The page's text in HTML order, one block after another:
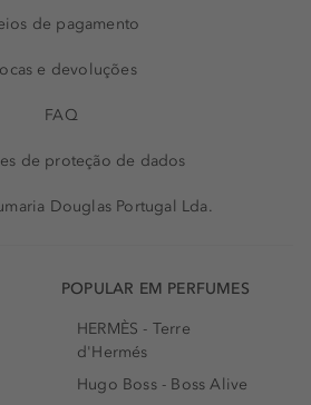
de pagamento
e devoluções
FAQ
de proteção de dados
Douglas Portugal Lda.
POPULAR EM PERFUMES
HERMÈS - Terre
d'Hermés
Hugo Boss - Boss Alive